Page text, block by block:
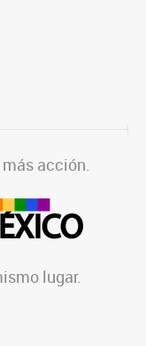
acción.
lugar.